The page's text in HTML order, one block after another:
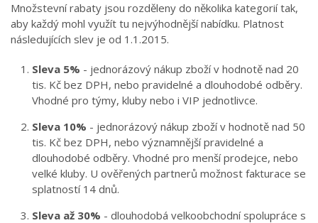
Množstevní rabaty jsou rozděleny do několika kategorií tak,
aby každý mohl využít tu nejvýhodnější nabídku. Platnost
následujících slev je od 1.1.2015.
Sleva 5% - jednorázový nákup zboží v hodnotě nad 20
tis. Kč bez DPH, nebo pravidelné a dlouhodobé odběry.
Vhodné pro týmy, kluby nebo i VIP jednotlivce.
Sleva 10% - jednorázový nákup zboží v hodnotě nad 50
tis. Kč bez DPH, nebo významnější pravidelné a
dlouhodobé odběry. Vhodné pro menší prodejce, nebo
velké kluby. U ověřených partnerů možnost fakturace se
splatností 14 dnů.
Sleva až 30% - dlouhodobá velkoobchodní spolupráce s